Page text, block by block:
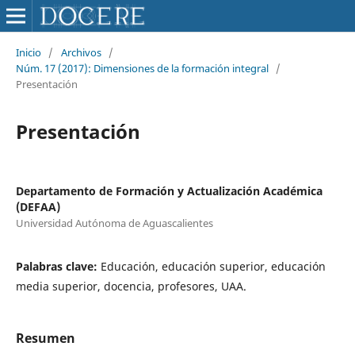
Inicio / Archivos /
Núm. 17 (2017): Dimensiones de la formación integral /
Presentación
Presentación
Departamento de Formación y Actualización Académica
(DEFAA)
Universidad Autónoma de Aguascalientes
Palabras clave: Educación, educación superior, educación
media superior, docencia, profesores, UAA.
Resumen